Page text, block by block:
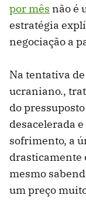
por mês não é
estratégia
negociação a
Na tentativa
ucraniano.,
do
desacelerada
sofrimento, a
drasticamente
mesmo
um preço